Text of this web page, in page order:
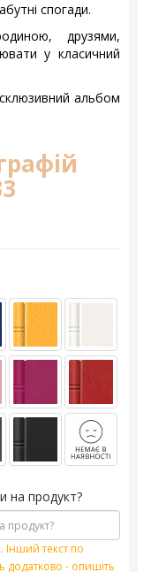
спогади.
друзями,
у класичний
альбом
на продукт?
Інший текст по
- опишіть